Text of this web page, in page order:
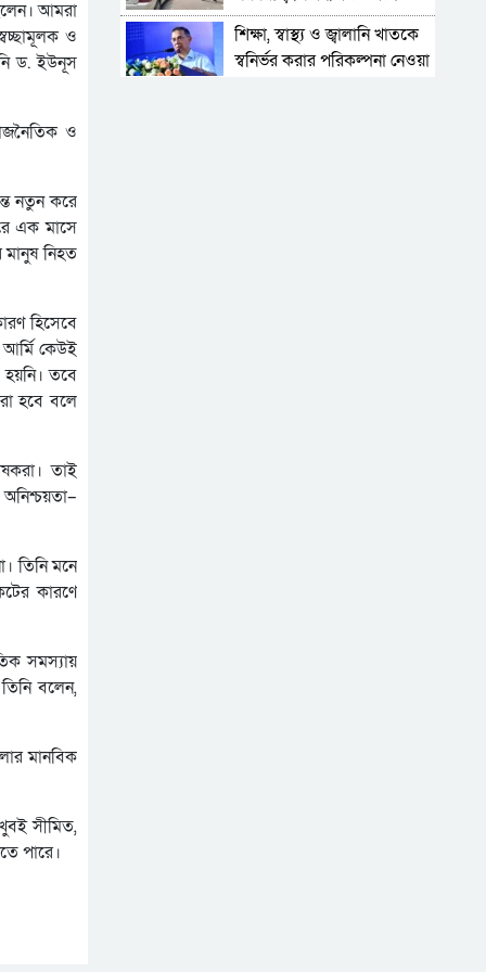
আমরা
ও
ড. ইউনূস
ও
নতুন করে
এক মাসে
মানুষ নিহত
হিসেবে
আর্মি কেউই
হয়নি। তবে
হবে বলে
তাই
তিনি মনে
কারণে
সমস্যায়
বলেন,
মানবিক
খুবই সীমিত,
পারে।
কমেছে ভোগান্তি
শিক্ষা, স্বাস্থ্য ও জ্বালানি খাতকে
স্বনির্ভর করার পরিকল্পনা নেওয়া